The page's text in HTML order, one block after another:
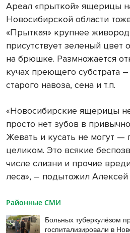
Ареал «прыткой» ящерицы
Новосибирской области
«Прыткая» крупнее
присутствует зеленый цвет
на брюшке. Размножается
кучах преющего субстрата
старого навоза, сена и т.п.
«Новосибирские ящерицы
просто нет зубов в
Жевать и кусать не могут —
целиком. Это всякие
числе слизни и прочие
леса», – подытожил Алексей
Районные СМИ
Больных туберкулёзом
госпитализировали в